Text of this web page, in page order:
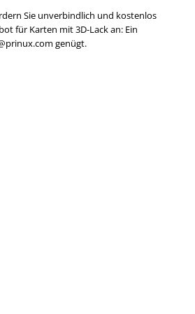
Sie unverbindlich und kostenlos
für Karten mit 3D-Lack an: Ein
genügt.